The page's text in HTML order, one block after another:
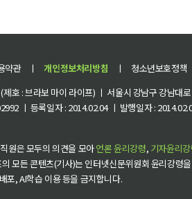
약관 ㅣ 개인정보처리방침 ㅣ 청소년보호정책
호 : 브라보 마이 라이프) ㅣ 서울시 강남구 강남
ㅣ 등록일자 : 2014.02.04 ㅣ 발행일자 :
원은 모두의 의견을 모아언론 윤리강령, 기자윤리
모든 콘텐츠(기사)는 인터넷신문위원회 윤리강령
포, AI학습 이용 등을 금지합니다.